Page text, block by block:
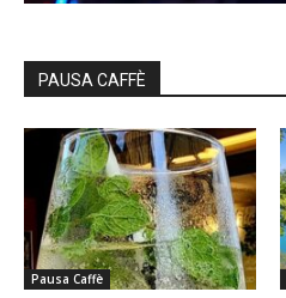
PAUSA CAFFÈ
Pausa Caffè